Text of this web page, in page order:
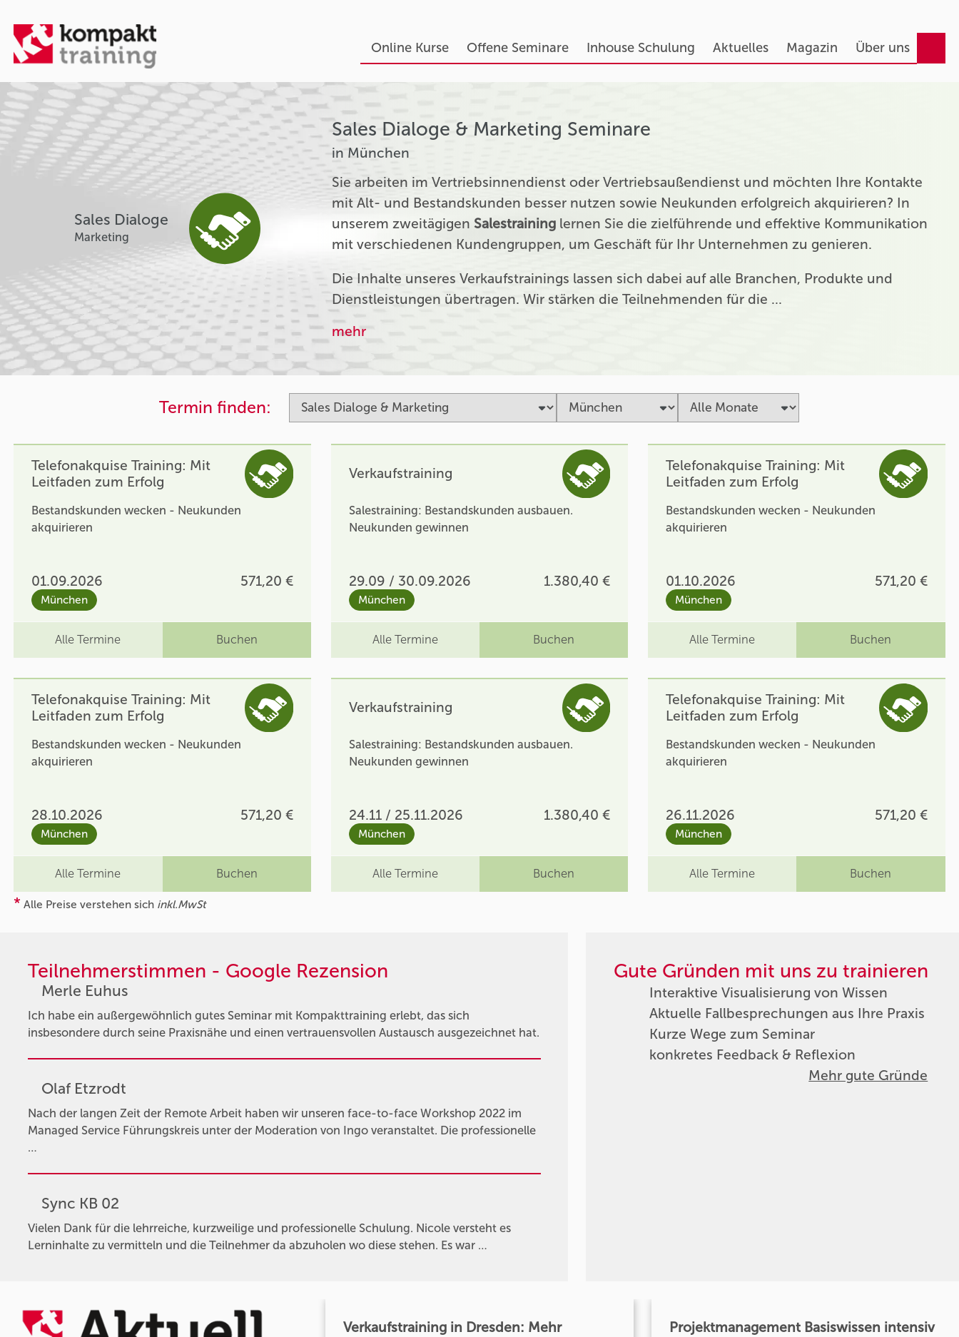
Online Kurse Offene Seminare Inhouse Schulung Aktuelles Magazin Über uns
Sales Dialoge
Marketing
Sales Dialoge & Marketing Seminare
in München
Sie arbeiten im Vertriebsinnendienst oder Vertriebsaußendienst und möchten Ihre Kontakte
mit Alt- und Bestandskunden besser nutzen sowie Neukunden erfolgreich akquirieren? In
unserem zweitägigenSalestraining lernen Sie die zielführende und effektive Kommunikation
mit verschiedenen Kundengruppen, um Geschäft für Ihr Unternehmen zu genieren.
Die Inhalte unseres Verkaufstrainings lassen sich dabei auf alle Branchen, Produkte und
Dienstleistungen übertragen. Wir stärken die Teilnehmenden für die …
mehr
Termin finden:
Telefonakquise Training: Mit
Leitfaden zum Erfolg
Bestandskunden wecken - Neukunden
akquirieren
01.09.2026 571,20 €
München
Alle Termine Buchen
Verkaufstraining
Salestraining: Bestandskunden ausbauen.
Neukunden gewinnen
29.09 / 30.09.2026 1.380,40 €
München
Alle Termine Buchen
Telefonakquise Training: Mit
Leitfaden zum Erfolg
Bestandskunden wecken - Neukunden
akquirieren
01.10.2026 571,20 €
München
Alle Termine Buchen
Telefonakquise Training: Mit
Leitfaden zum Erfolg
Bestandskunden wecken - Neukunden
akquirieren
28.10.2026 571,20 €
München
Alle Termine Buchen
Verkaufstraining
Salestraining: Bestandskunden ausbauen.
Neukunden gewinnen
24.11 / 25.11.2026 1.380,40 €
München
Alle Termine Buchen
Telefonakquise Training: Mit
Leitfaden zum Erfolg
Bestandskunden wecken - Neukunden
akquirieren
26.11.2026 571,20 €
München
Alle Termine Buchen
* Alle Preise verstehen sich inkl.MwSt
Teilnehmerstimmen - Google Rezension
Merle Euhus
Ich habe ein außergewöhnlich gutes Seminar mit Kompakttraining erlebt, das sich
insbesondere durch seine Praxisnähe und einen vertrauensvollen Austausch ausgezeichnet hat.
Olaf Etzrodt
Nach der langen Zeit der Remote Arbeit haben wir unseren face-to-face Workshop 2022 im
Managed Service Führungskreis unter der Moderation von Ingo veranstaltet. Die professionelle
…
Sync KB 02
Vielen Dank für die lehrreiche, kurzweilige und professionelle Schulung. Nicole versteht es
Lerninhalte zu vermitteln und die Teilnehmer da abzuholen wo diese stehen. Es war …
Gute Gründen mit uns zu trainieren
Interaktive Visualisierung von Wissen
Aktuelle Fallbesprechungen aus Ihre Praxis
Kurze Wege zum Seminar
konkretes Feedback & Reflexion
Mehr gute Gründe
Verkaufstraining in Dresden: Mehr
Projektmanagement Basiswissen intensiv